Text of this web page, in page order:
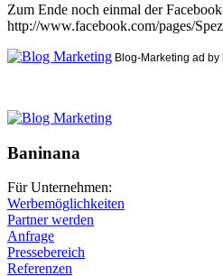
Zum Ende noch einmal der
http://www.facebook.com/pages/
Blog-Marketing ad by
Baninana
Für Unternehmen:
Werbemöglichkeiten
Partner werden
Anfrage
Pressebereich
Referenzen